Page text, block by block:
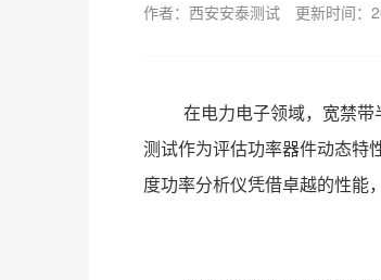
作者：西安安泰测试 更新时间：
在电力电子领域，宽禁带
测试作为评估功率器件动态特
度功率分析仪凭借卓越的性能